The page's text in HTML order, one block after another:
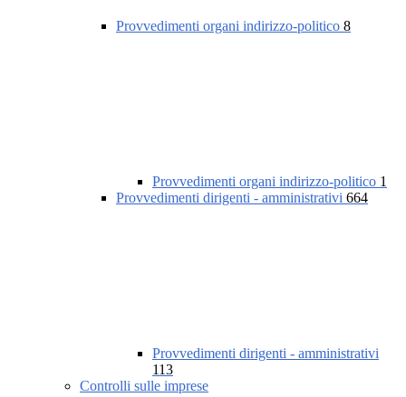
Provvedimenti organi indirizzo-politico 8
Provvedimenti organi indirizzo-politico 1
Provvedimenti dirigenti - amministrativi 664
Provvedimenti dirigenti - amministrativi
113
Controlli sulle imprese